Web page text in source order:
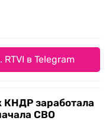
в Telegram
заработала
СВО